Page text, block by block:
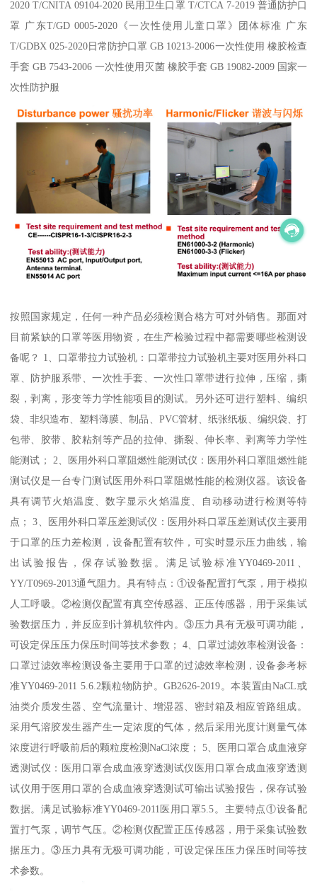
2020 T/CNITA 09104-2020 民用卫生口罩 T/CTCA 7-2019 普通防护口
罩 广东T/GD 0005-2020《一次性使用儿童口罩》团体标准 广东
T/GDBX 025-2020日常防护口罩 GB 10213-2006一次性使用 橡胶检查
手套 GB 7543-2006 一次性使用灭菌 橡胶手套 GB 19082-2009 国家一
次性防护服
按照国家规定，任何一种产品必须检测合格方可对外销售。那面对
目前紧缺的口罩等医用物资，在生产检验过程中都需要哪些检测设
备呢？ 1、口罩带拉力试验机：口罩带拉力试验机主要对医用外科口
罩、防护服系带、一次性手套、一次性口罩带进行拉伸，压缩，撕
裂，剥离，形变等力学性能项目的测试。另外还可进行塑料、编织
袋、非织造布、塑料薄膜、制品、PVC管材、纸张纸板、编织袋、打
包带、胶带、胶粘剂等产品的拉伸、撕裂、伸长率、剥离等力学性
能测试； 2、医用外科口罩阻燃性能测试仪：医用外科口罩阻燃性能
测试仪是一台专门测试医用外科口罩阻燃性能的检测仪器。该设备
具有调节火焰温度、数字显示火焰温度、自动移动进行检测等特
点； 3、医用外科口罩压差测试仪：医用外科口罩压差测试仪主要用
于口罩的压力差检测，设备配置有软件，可实时显示压力曲线，输
出试验报告，保存试验数据。满足试验标准YY0469-2011、
YY/T0969-2013通气阻力。具有特点：①设备配置打气泵，用于模拟
人工呼吸。②检测仪配置有真空传感器、正压传感器，用于采集试
验数据压力，并反应到计算机软件内。③压力具有无极可调功能，
可设定保压压力保压时间等技术参数； 4、口罩过滤效率检测设备：
口罩过滤效率检测设备主要用于口罩的过滤效率检测，设备参考标
准YY0469-2011 5.6.2颗粒物防护。GB2626-2019。本装置由NaCL或
油类介质发生器、空气流量计、增湿器、密封箱及相应管路组成。
采用气溶胶发生器产生一定浓度的气体，然后采用光度计测量气体
浓度进行呼吸前后的颗粒度检测NaCl浓度； 5、医用口罩合成血液穿
透测试仪：医用口罩合成血液穿透测试仪医用口罩合成血液穿透测
试仪用于医用口罩的合成血液穿透测试可输出试验报告，保存试验
数据。满足试验标准YY0469-2011医用口罩5.5。主要特点①设备配
置打气泵，调节气压。②检测仪配置正压传感器，用于采集试验数
据压力。③压力具有无极可调功能，可设定保压压力保压时间等技
术参数。